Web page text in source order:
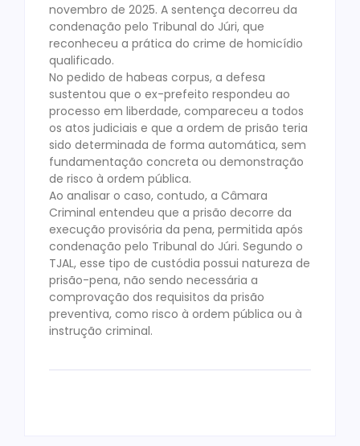
novembro de 2025. A sentença decorreu da
condenação pelo Tribunal do Júri, que
reconheceu a prática do crime de homicídio
qualificado.
No pedido de habeas corpus, a defesa
sustentou que o ex-prefeito respondeu ao
processo em liberdade, compareceu a todos
os atos judiciais e que a ordem de prisão teria
sido determinada de forma automática, sem
fundamentação concreta ou demonstração
de risco à ordem pública.
Ao analisar o caso, contudo, a Câmara
Criminal entendeu que a prisão decorre da
execução provisória da pena, permitida após
condenação pelo Tribunal do Júri. Segundo o
TJAL, esse tipo de custódia possui natureza de
prisão-pena, não sendo necessária a
comprovação dos requisitos da prisão
preventiva, como risco à ordem pública ou à
instrução criminal.